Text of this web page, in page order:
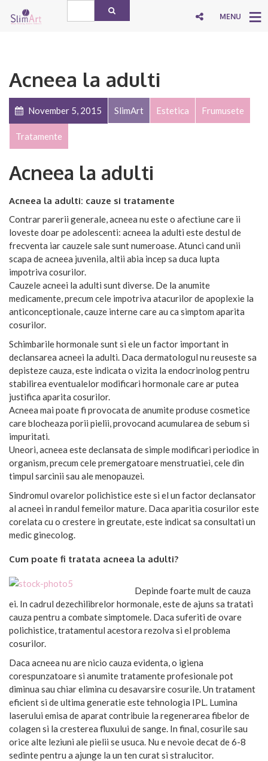
MENU
Acneea la adulti
November 5, 2015 SlimArt Estetica Frumusete
Tratamente
Acneea la adulti
Acneea la adulti: cauze si tratamente
Contrar parerii generale, acneea nu este o afectiune care ii
loveste doar pe adolescenti: acneea la adulti este destul de
frecventa iar cauzele sale sunt numeroase. Atunci cand unii
scapa de acneea juvenila, altii abia incep sa duca lupta
impotriva cosurilor.
Cauzele acneei la adulti sunt diverse. De la anumite
medicamente, precum cele impotriva atacurilor de apoplexie la
anticonceptionale, cauze interne care au ca simptom aparita
cosurilor.
Schimbarile hormonale sunt si ele un factor important in
declansarea acneei la adulti. Daca dermatologul nu reuseste sa
depisteze cauza, este indicata o vizita la endocrinolog pentru
stabilirea eventualelor modificari hormonale care ar putea
justifica aparita cosurilor.
Acneea mai poate fi provocata de anumite produse cosmetice
care blocheaza porii pielii, provocand acumularea de sebum si
impuritati.
Uneori, acneea este declansata de simple modificari periodice in
organism, precum cele premergatoare menstruatiei, cele din
timpul sarcinii sau ale menopauzei.
Sindromul ovarelor polichistice este si el un factor declansator
al acneei in randul femeilor mature. Daca aparitia cosurilor este
corelata cu o crestere in greutate, este indicat sa consultati un
medic ginecolog.
Cum poate fi tratata acneea la adulti?
Depinde foarte mult de cauza
ei. In cadrul dezechilibrelor hormonale, este de ajuns sa tratati
cauza pentru a combate simptomele. Daca suferiti de ovare
polichistice, tratamentul acestora rezolva si el problema
cosurilor.
Daca acneea nu are nicio cauza evidenta, o igiena
corespunzatoare si anumite tratamente profesionale pot
diminua sau chiar elimina cu desavarsire cosurile. Un tratament
eficient si de ultima generatie este tehnologia IPL. Lumina
laserului emisa de aparat contribuie la regenerarea fibelor de
colagen si la cresterea fluxului de sange. In final, cosurile sau
orice alte leziuni ale pielii se usuca. Nu e nevoie decat de 6-8
sedinte pentru a ajunge la un ten curat si stralucitor.